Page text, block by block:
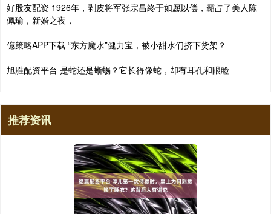
好股友配资 1926年，剥皮将军张宗昌终于如愿以偿，霸占了美人陈
佩瑜，新婚之夜，
億策略APP下载 “东方魔水”健力宝，被小甜水们挤下货架？
旭胜配资平台 是蛇还是蜥蜴？它长得像蛇，却有耳孔和眼睑
推荐资讯